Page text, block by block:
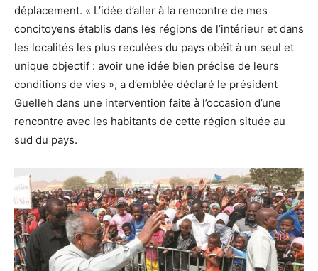
déplacement. « L’idée d’aller à la rencontre de mes
concitoyens établis dans les régions de l’intérieur et dans
les localités les plus reculées du pays obéit à un seul et
unique objectif : avoir une idée bien précise de leurs
conditions de vies », a d’emblée déclaré le président
Guelleh dans une intervention faite à l’occasion d’une
rencontre avec les habitants de cette région située au
sud du pays.